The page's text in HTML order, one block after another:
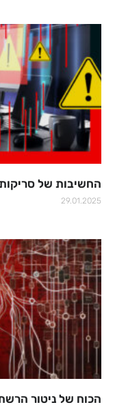
החשיבות של
29.01.2025
הכוח של ניטור